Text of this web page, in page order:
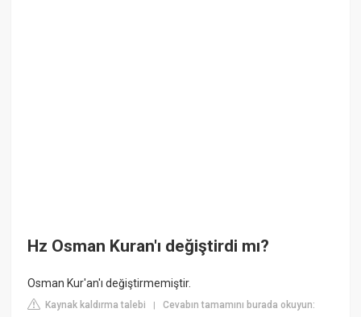
Hz Osman Kuran'ı değiştirdi mı?
Osman Kur'an'ı değiştirmemiştir.
Kaynak kaldırma talebi |Cevabın tamamını burada okuyun: